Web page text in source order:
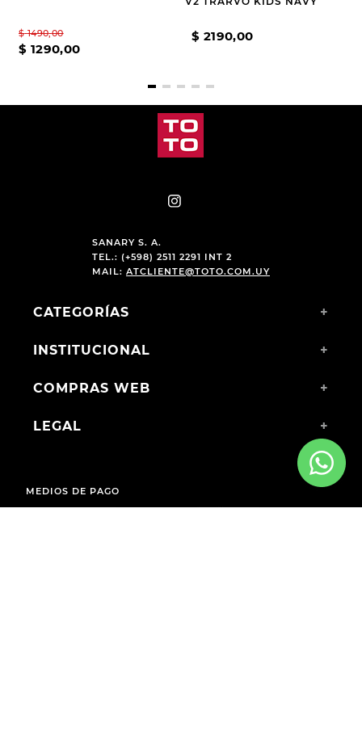
$ 1490,00
$ 1290,00
$ 2190,00
SANARY S. A.
TEL.: (+598) 2511 2291 INT 2
MAIL: ATCLIENTE@TOTO.COM.UY
CATEGORÍAS +
INSTITUCIONAL +
COMPRAS WEB +
LEGAL +
MEDIOS DE PAGO